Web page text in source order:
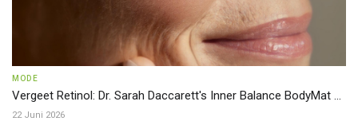
MODE
Vergeet Retinol: Dr. Sarah Daccarett's Inner Balance BodyMat ...
22 Juni 2026